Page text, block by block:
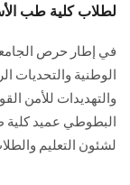
لطلاب كلية طب
في إطار حرص
الوطنية والتحديات
والتهديدات للأمن
البطوطي عميد كلية
لشئون التعليم